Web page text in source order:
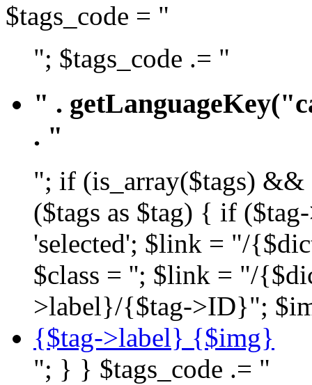
$tags_code = "
"; $tags_code .= "
" .
. "
"; if (is_array($tags) &&
($tags as $tag) { if
'selected'; $link = "/
$class = ''; $link = "/
>label}/{$tag->ID}";
{$tag->label} {$img}
"; } } $tags_code .= "